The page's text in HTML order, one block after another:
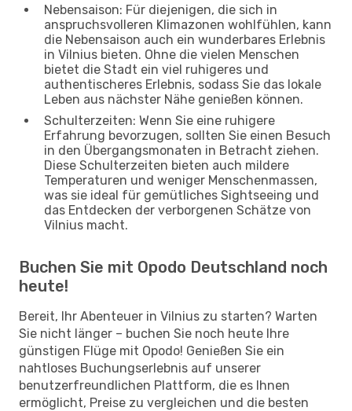
Nebensaison: Für diejenigen, die sich in
anspruchsvolleren Klimazonen wohlfühlen, kann
die Nebensaison auch ein wunderbares Erlebnis
in Vilnius bieten. Ohne die vielen Menschen
bietet die Stadt ein viel ruhigeres und
authentischeres Erlebnis, sodass Sie das lokale
Leben aus nächster Nähe genießen können.
Schulterzeiten: Wenn Sie eine ruhigere
Erfahrung bevorzugen, sollten Sie einen Besuch
in den Übergangsmonaten in Betracht ziehen.
Diese Schulterzeiten bieten auch mildere
Temperaturen und weniger Menschenmassen,
was sie ideal für gemütliches Sightseeing und
das Entdecken der verborgenen Schätze von
Vilnius macht.
Buchen Sie mit Opodo Deutschland noch
heute!
Bereit, Ihr Abenteuer in Vilnius zu starten? Warten
Sie nicht länger – buchen Sie noch heute Ihre
günstigen Flüge mit Opodo! Genießen Sie ein
nahtloses Buchungserlebnis auf unserer
benutzerfreundlichen Plattform, die es Ihnen
ermöglicht, Preise zu vergleichen und die besten